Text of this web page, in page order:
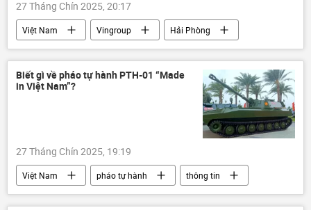
27 Tháng Chín 2025, 20:17
Việt Nam Vingroup
Hải Phòng
thông tin
nhà máy nhiệt điện
Nông Đức Mạnh
Phạm Minh Chính
Nguyễn Minh Triết
Nguyễn Thị Kim Ngân
Biết gì về pháo tự hành PTH-01 “Made
in Việt Nam”?
27 Tháng Chín 2025, 19:19
Việt Nam pháo tự hành
thông tin
Quân sự
Tô Lâm